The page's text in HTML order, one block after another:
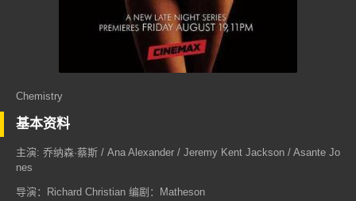
Chemistry
基本资料
主演: 乔纳森·蔡斯 / Ana Alexander / Jeremy Kent Jackson / Asante Jo
nes
导演：Richard Christian 编剧：Matheson